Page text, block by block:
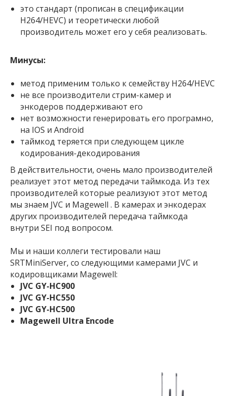
это стандарт (прописан в спецификации
H264/HEVC) и теоретически любой
производитель может его у себя реализовать.
Минусы:
метод применим только к семейству H264/HEVC
не все производители стрим-камер и
энкодеров поддерживают его
нет возможности генерировать его програмно,
на IOS и Android
таймкод теряется при следующем цикле
кодирования-декодирования
В действительности, очень мало производителей
реализует этот метод передачи таймкода. Из тех
производителей которые реализуют этот метод
мы знаем JVC и Magewell . В камерах и энкодерах
других производителей передача таймкода
внутри SEI под вопросом.
Мы и наши коллеги тестировали наш
SRTMiniServer, со следующими камерами JVC и
кодировщиками Magewell:
JVC GY-HC900
JVC GY-HC550
JVC GY-HC500
Magewell Ultra Encode